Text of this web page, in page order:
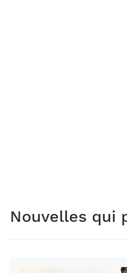
Nouvelles qui